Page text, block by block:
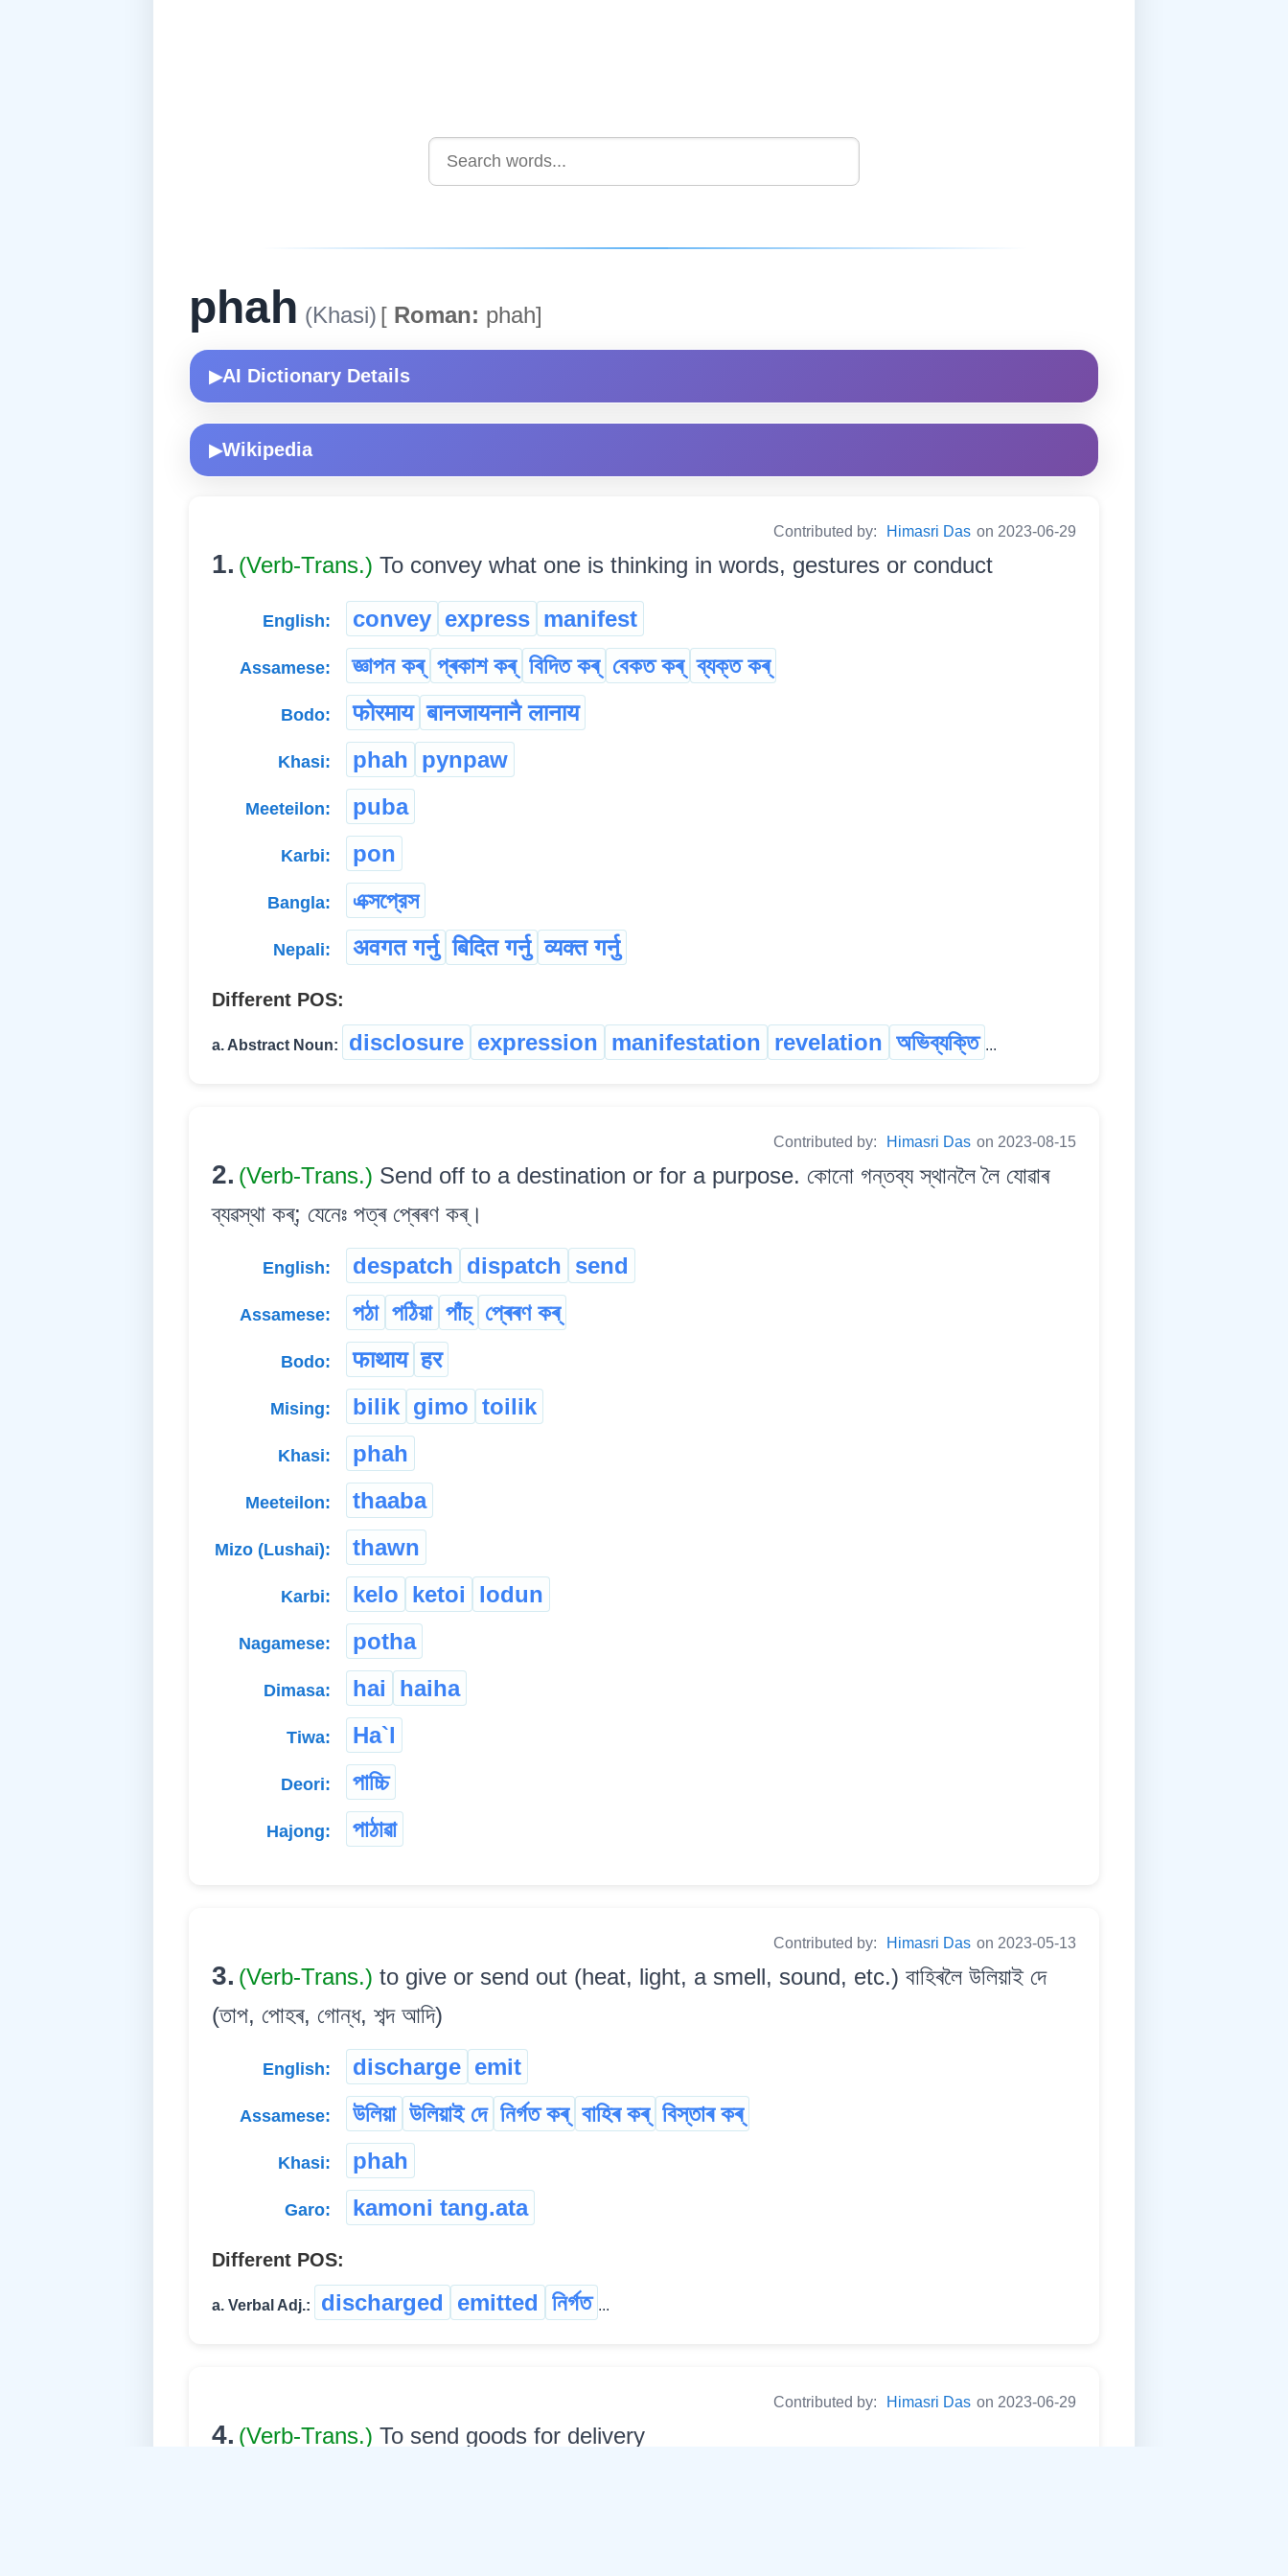
phah (Khasi) [ Roman: phah]
▶AI Dictionary Details
▶Wikipedia
Contributed by: Himasri Das on 2023-06-29
1. (Verb-Trans.) To convey what one is thinking in words, gestures or conduct
English: convey express manifest
Assamese: জ্ঞাপন কৰ্ প্ৰকাশ কৰ্ বিদিত কৰ্ বেকত কৰ্ ব্যক্ত কৰ্
Bodo: फोरमाय बानजायनानै लानाय
Khasi: phah pynpaw
Meeteilon: puba
Karbi: pon
Bangla: এক্সপ্রেস
Nepali: अवगत गर्नु बिदित गर्नु व्यक्त गर्नु
Different POS:
a. Abstract Noun: disclosure expression manifestation revelation অভিব্যক্তি ...
Contributed by: Himasri Das on 2023-08-15
2. (Verb-Trans.) Send off to a destination or for a purpose. কোনো গন্তব্য স্থানলৈ লৈ যোৱাৰ
ব্যৱস্থা কৰ্; যেনেঃ পত্ৰ প্ৰেৰণ কৰ্।
English: despatch dispatch send
Assamese: পঠা পঠিয়া পাঁচ্ প্ৰেৰণ কৰ্
Bodo: फाथाय हर
Mising: bilik gimo toilik
Khasi: phah
Meeteilon: thaaba
Mizo (Lushai): thawn
Karbi: kelo ketoi lodun
Nagamese: potha
Dimasa: hai haiha
Tiwa: Ha`l
Deori: পাচ্চি
Hajong: পাঠাৱা
Contributed by: Himasri Das on 2023-05-13
3. (Verb-Trans.) to give or send out (heat, light, a smell, sound, etc.) বাহিৰলৈ উলিয়াই দে
(তাপ, পোহৰ, গোন্ধ, শব্দ আদি)
English: discharge emit
Assamese: উলিয়া উলিয়াই দে নিৰ্গত কৰ্ বাহিৰ কৰ্ বিস্তাৰ কৰ্
Khasi: phah
Garo: kamoni tang.ata
Different POS:
a. Verbal Adj.: discharged emitted নিৰ্গত ...
Contributed by: Himasri Das on 2023-06-29
4. (Verb-Trans.) To send goods for delivery